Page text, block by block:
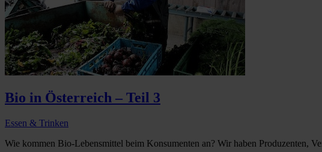
Bio in Österreich – Teil 3
Essen & Trinken
Wie kommen Bio-Lebensmittel beim Konsumenten an? Wir haben Produzenten,